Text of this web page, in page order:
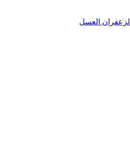
الزعفران العسل